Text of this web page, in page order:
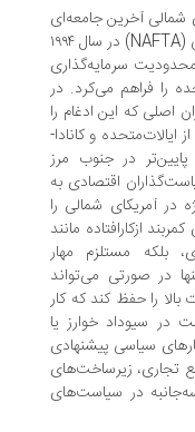
جامعه‌ای
بود که در توافقنامه تجارت آزاد آمریکای شمالی (NAFTA) در سال ۱۹۹۴
سرمایه‌گذاری
می‌کرد. در
این ادغام را
و کانادا-
در جنوب مرز
اقتصادی به
شمالی را
مانند
مستلزم مهار
می‌تواند
حفظ کند که کار
خوارز یا
پیشنهادی
زیرساخت‌های
در سیاست‌های